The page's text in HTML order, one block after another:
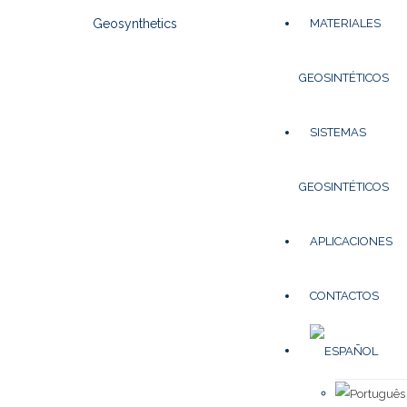
MATERIALES
GEOSINTÉTICOS
SISTEMAS
GEOSINTÉTICOS
APLICACIONES
CONTACTOS